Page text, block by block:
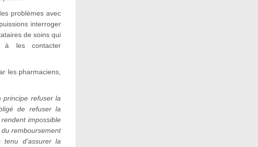
problèmes avec
interroger
de soins qui
à les contacter
les pharmaciens,
principe refuser la
de refuser la
impossible
remboursement
d’assurer la